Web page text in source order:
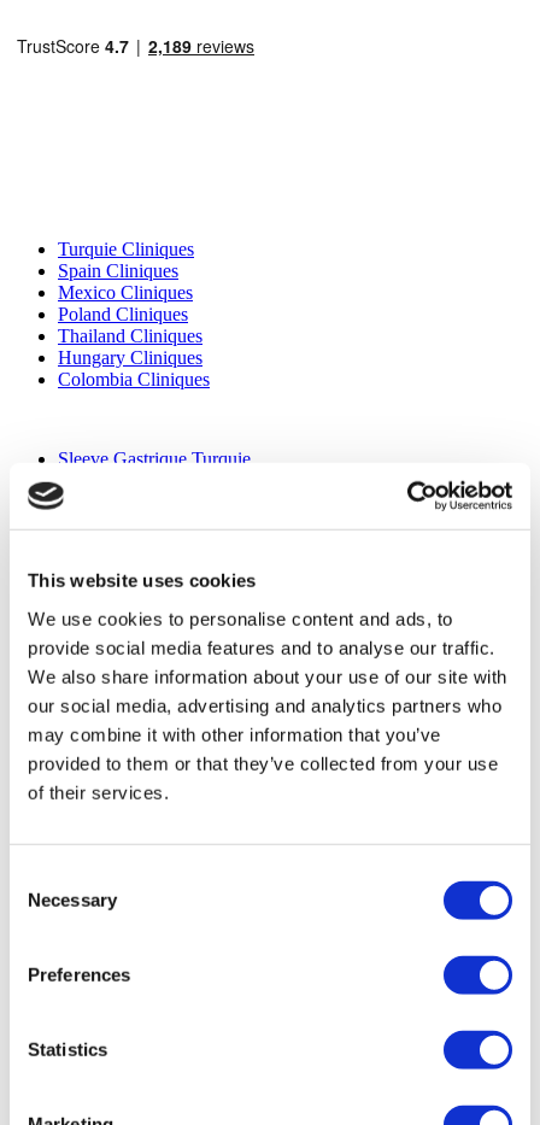
This website uses cookies
We use cookies to personalise content and ads, to
provide social media features and to analyse our traffic.
We also share information about your use of our site with
our social media, advertising and analytics partners who
may combine it with other information that you’ve
provided to them or that they’ve collected from your use
of their services.
Selection
Necessary
Preferences
Statistics
Turquie Cliniques
Spain Cliniques
Mexico Cliniques
Poland Cliniques
Thailand Cliniques
Hungary Cliniques
Colombia Cliniques
Sleeve Gastrique Turquie
Rhinoplastie Turquie
Implants Mammaires Turquie
Facettes Turquie
Couronnes Turquie
Liposuccion Turquie
Chirurgie bariatrique Turquie
Chirurgie De Bypass Gastrique Turquie
Dentisterie Turquie
Brazilian Butt Lift Turquie
Greffe De Cheveux Turquie
Chirurgie plastique Turquie
Hollywood Smile Turquie
All-on-6 Turquie
All-on-4 Turquie
Cliniques Populaires
Dentavivo
Dr. Implant Dentist
Dr. Christian Morales Clinic